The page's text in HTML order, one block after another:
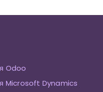
Odoo
Microsoft Dynamics